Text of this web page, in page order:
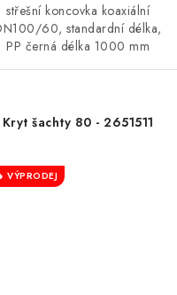
střešní koncovka koaxiální
60, standardní délka,
PP černá délka 1000 mm
Kryt šachty 80 - 2651511
VÝPRODEJ